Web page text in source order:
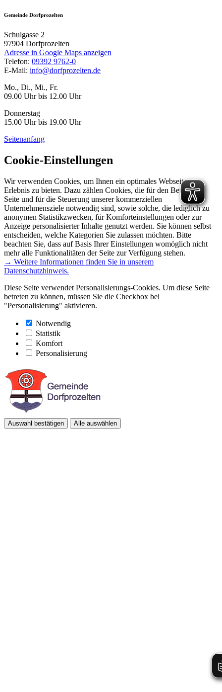
Gemeinde Dorfprozelten
Schulgasse 2
97904 Dorfprozelten
Adresse in Google Maps anzeigen
Telefon: 09392 9762-0
E-Mail: info@dorfprozelten.de
Mo., Di., Mi., Fr.
09.00 Uhr bis 12.00 Uhr
Donnerstag
15.00 Uhr bis 19.00 Uhr
Seitenanfang
Cookie-Einstellungen
Wir verwenden Cookies, um Ihnen ein optimales Webseiten-
Erlebnis zu bieten. Dazu zählen Cookies, die für den Betrieb der
Seite und für die Steuerung unserer kommerziellen
Unternehmensziele notwendig sind, sowie solche, die lediglich zu
anonymen Statistikzwecken, für Komforteinstellungen oder zur
Anzeige personalisierter Inhalte genutzt werden. Sie können selbst
entscheiden, welche Kategorien Sie zulassen möchten. Bitte
beachten Sie, dass auf Basis Ihrer Einstellungen womöglich nicht
mehr alle Funktionalitäten der Seite zur Verfügung stehen.
→ Weitere Informationen finden Sie in unserem
Datenschutzhinweis.
Diese Seite verwendet Personalisierungs-Cookies. Um diese Seite
betreten zu können, müssen Sie die Checkbox bei
"Personalisierung" aktivieren.
Notwendig
Statistik
Komfort
Personalisierung
Auswahl bestätigen Alle auswählen